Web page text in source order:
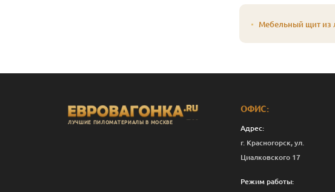
Мебельный щит из
ЛУЧШИЕ ПИЛОМАТЕРИАЛЫ В МОСКВЕ
ОФИС:
Адрес:
г. Красногорск, ул.
Циалковского 17
Режим работы: